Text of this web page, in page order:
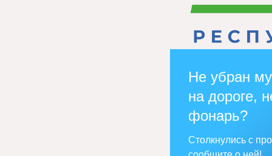
Не убран
на дороге,
фонарь?
Столкнулись с